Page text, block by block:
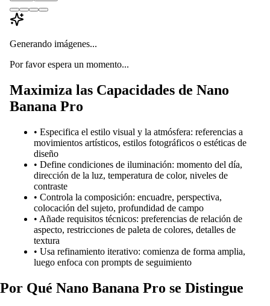
Generando imágenes...
Por favor espera un momento...
Maximiza las Capacidades de Nano
Banana Pro
• Especifica el estilo visual y la atmósfera: referencias a
movimientos artísticos, estilos fotográficos o estéticas de
diseño
• Define condiciones de iluminación: momento del día,
dirección de la luz, temperatura de color, niveles de
contraste
• Controla la composición: encuadre, perspectiva,
colocación del sujeto, profundidad de campo
• Añade requisitos técnicos: preferencias de relación de
aspecto, restricciones de paleta de colores, detalles de
textura
• Usa refinamiento iterativo: comienza de forma amplia,
luego enfoca con prompts de seguimiento
Por Qué Nano Banana Pro se Distingue